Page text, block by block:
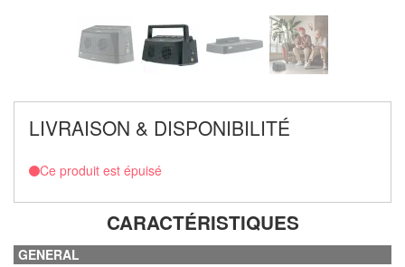
LIVRAISON & DISPONIBILITÉ
Ce produit est épuisé
CARACTÉRISTIQUES
GENERAL